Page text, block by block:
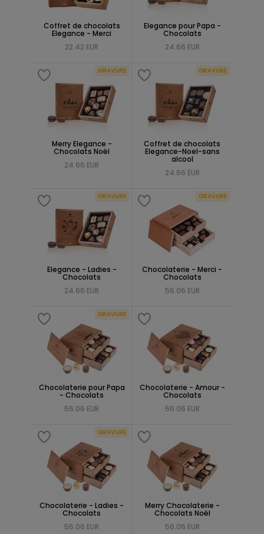
Coffret de chocolats
Elegance - Merci
22.42 EUR
Elegance pour Papa -
Chocolats
24.66 EUR
GRAVURE
Merry Elegance -
Chocolats Noël
24.66 EUR
GRAVURE
Coffret de chocolats
Elegance-Noel-sans
alcool
24.66 EUR
GRAVURE
Elegance - Ladies -
Chocolats
24.66 EUR
GRAVURE
Chocolaterie - Merci -
Chocolats
56.06 EUR
GRAVURE
Chocolaterie pour Papa
- Chocolats
56.06 EUR
Chocolaterie - Amour -
Chocolats
56.06 EUR
GRAVURE
Chocolaterie - Ladies -
Chocolats
56.06 EUR
Merry Chocolaterie -
Chocolats Noël
56.06 EUR